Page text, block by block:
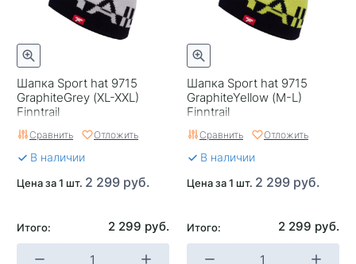
Шапка Sport hat 9715
GraphiteGrey (XL-XXL)
Finntrail
Сравнить Отложить
В наличии
Цена за 1 шт. 2 299 руб.
Итого: 2 299 руб.
Шапка Sport hat 9715
GraphiteYellow (M-L)
Finntrail
Сравнить Отложить
В наличии
Цена за 1 шт. 2 299 руб.
Итого: 2 299 руб.